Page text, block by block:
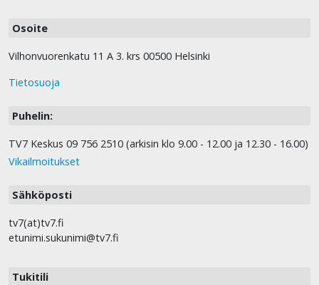
Osoite
Vilhonvuorenkatu 11 A 3. krs 00500 Helsinki
Tietosuoja
Puhelin:
TV7 Keskus 09 756 2510 (arkisin klo 9.00 - 12.00 ja 12.30 - 16.00)
Vikailmoitukset
Sähköposti
tv7(at)tv7.fi
etunimi.sukunimi@tv7.fi
Tukitili